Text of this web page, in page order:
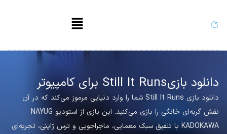
دانلود بازی Still It Runs برای کامپیوتر
دانلود بازی Still It Runs شما را وارد دنیایی مرموز می‌کند که در آن
نقش گربه‌ای خانگی را بازی می‌کنید. این بازی از استودیو NAYUG
KADOKAWA با تلفیق سبک معمایی، ماجراجویی و ترس ژاپنی، تجربه‌ای